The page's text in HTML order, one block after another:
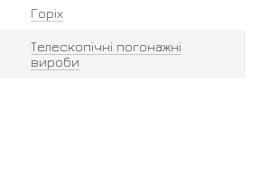
Горіх
Телескопічні погонажні
вироби